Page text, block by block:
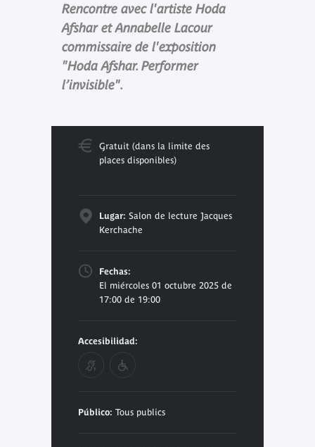
Rencontre avec l'artiste Hoda
Afshar et Annabelle Lacour
commissaire de l'exposition
"Hoda Afshar. Performer
l’invisible".
Gratuit (dans la limite des
places disponibles)
Lugar: Salon de lecture Jacques
Kerchache
Fechas:
El miércoles 01 octubre 2025 de
17:00 de 19:00
Accesibilidad:
Público: Tous publics